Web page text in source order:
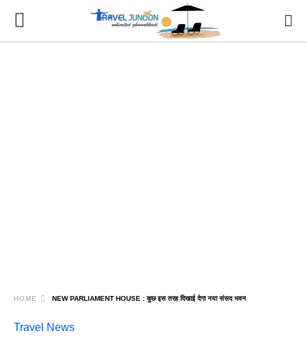
HOME NEW PARLIAMENT HOUSE : कुछ इस तरह दिखाई देगा नया संसद भवन
Travel News